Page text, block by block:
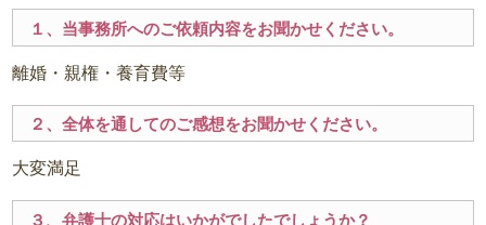
１、当事務所へのご依頼内容をお聞かせください。
離婚・親権・養育費等
２、全体を通してのご感想をお聞かせください。
大変満足
３、弁護士の対応はいかがでしたでしょうか？